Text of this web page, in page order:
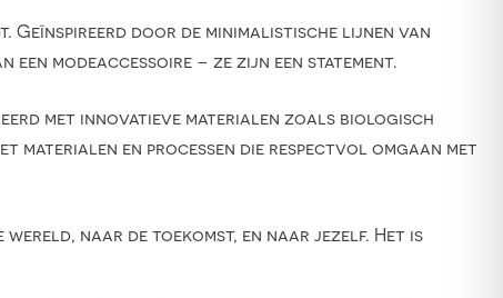
door de minimalistische lijnen van
modeaccessoire – ze zijn een statement.
met innovatieve materialen zoals biologisch
materialen en processen die respectvol omgaan met
naar de toekomst, en naar jezelf. Het is